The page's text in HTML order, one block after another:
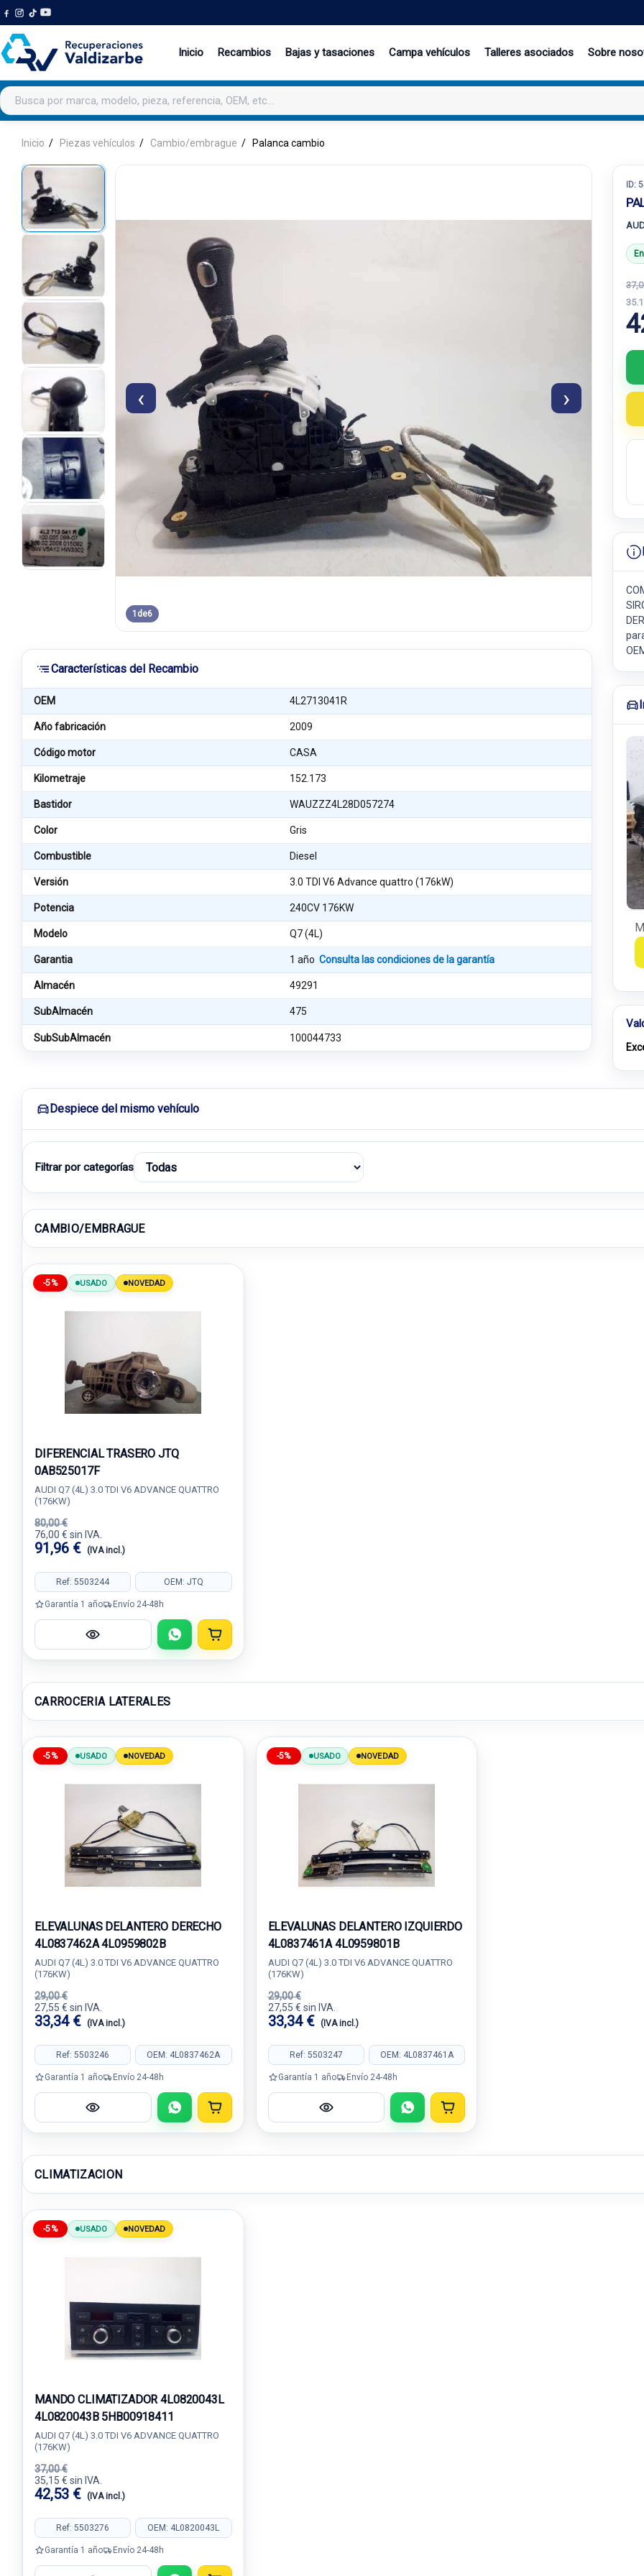
Inicio Recambios Bajas y tasaciones Campa vehículos Talleres asociados Sobre
Buscar productos
Inicio Piezas vehículos Cambio/embrague Palanca cambio
‹ ›
1 de6
Características del Recambio
OEM 4L2713041R
Año fabricación 2009
Código motor CASA
Kilometraje 152.173
Bastidor WAUZZZ4L28D057274
Color Gris
Combustible Diesel
Versión 3.0 TDI V6 Advance quattro (176kW)
Potencia 240CV 176KW
Modelo Q7 (4L)
Garantia 1 añoConsulta las condiciones de la garantía
Almacén 49291
SubAlmacén 475
SubSubAlmacén 100044733
ID:
Despiece del mismo vehículo
Filtrar por categorías
CAMBIO/EMBRAGUE
-5% USADO NOVEDAD
DIFERENCIAL TRASERO JTQ
0AB525017F
AUDI Q7 (4L) 3.0 TDI V6 ADVANCE QUATTRO
(176KW)
80,00 €
76,00 € sin IVA.
91,96 € (IVA incl.)
Ref: 5503244 OEM: JTQ
Garantía 1 año Envío 24-48h
CARROCERIA LATERALES
-5% USADO NOVEDAD
ELEVALUNAS DELANTERO DERECHO
4L0837462A 4L0959802B
AUDI Q7 (4L) 3.0 TDI V6 ADVANCE QUATTRO
(176KW)
29,00 €
27,55 € sin IVA.
33,34 € (IVA incl.)
Ref: 5503246 OEM: 4L0837462A
Garantía 1 año Envío 24-48h
-5% USADO NOVEDAD
ELEVALUNAS DELANTERO IZQUIERDO
4L0837461A 4L0959801B
AUDI Q7 (4L) 3.0 TDI V6 ADVANCE QUATTRO
(176KW)
29,00 €
27,55 € sin IVA.
33,34 € (IVA incl.)
Ref: 5503247 OEM: 4L0837461A
Garantía 1 año Envío 24-48h
CLIMATIZACION
-5% USADO NOVEDAD
MANDO CLIMATIZADOR 4L0820043L
4L0820043B 5HB00918411
AUDI Q7 (4L) 3.0 TDI V6 ADVANCE QUATTRO
(176KW)
37,00 €
35,15 € sin IVA.
42,53 € (IVA incl.)
Ref: 5503276 OEM: 4L0820043L
Garantía 1 año Envío 24-48h